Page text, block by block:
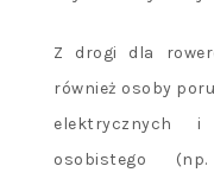
Z drogi dla
również osoby
elektrycznych
osobistego